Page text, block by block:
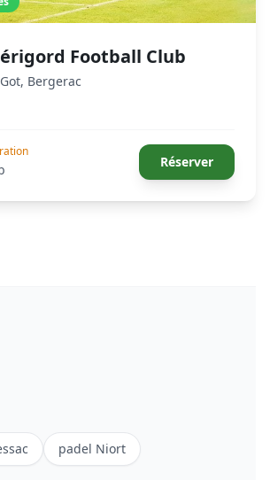
Football Club
, Bergerac
Réserver
padel Niort